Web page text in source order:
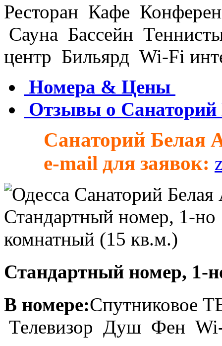
Ресторан Кафе
Сауна Бассейн
центр Бильярд Wi-Fi
Номера & Цены
Отзывы о
Санаторий Белая
e-mail для заявок:
Стандартный номер, 1-
В номере:Спутниковое
Телевизор Душ Фен